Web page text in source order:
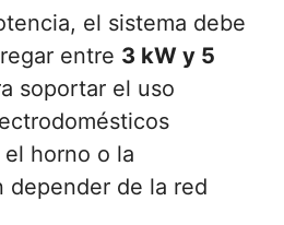
el sistema debe
entre 3 kW y 5
soportar el uso
horno o la
depender de la red